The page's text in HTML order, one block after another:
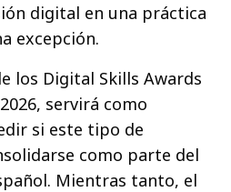
digital en una práctica
excepción.
los Digital Skills Awards
servirá como
si este tipo de
como parte del
Mientras tanto, el